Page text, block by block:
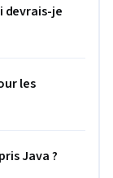
devrais-je
les
Java ?